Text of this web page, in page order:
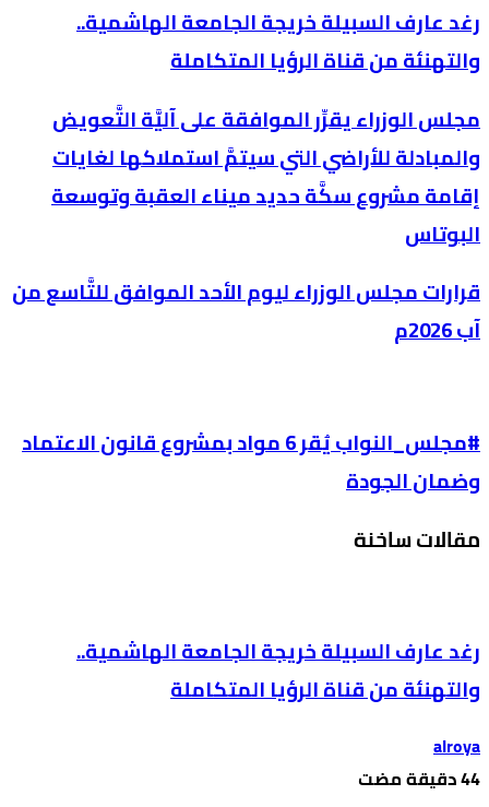
رغد عارف السبيلة خريجة الجامعة الهاشمية..
والتهنئة من قناة الرؤيا المتكاملة
مجلس الوزراء يقرِّر الموافقة على آليَّة التَّعويض
والمبادلة للأراضي التي سيتمَّ استملاكها لغايات
إقامة مشروع سكَّة حديد ميناء العقبة وتوسعة
البوتاس
قرارات مجلس الوزراء ليوم الأحد الموافق للتَّاسع من
آب 2026م
#مجلس_النواب يُقر 6 مواد بمشروع قانون الاعتماد
وضمان الجودة
مقالات ساخنة
رغد عارف السبيلة خريجة الجامعة الهاشمية..
والتهنئة من قناة الرؤيا المتكاملة
alroya